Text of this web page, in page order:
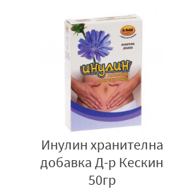
Инулин хранителна
добавка Д-р Кескин
50гр